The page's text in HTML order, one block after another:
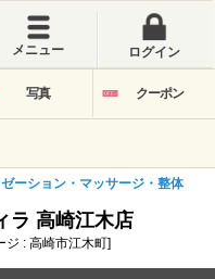
メニュー ログイン
写真 クーポン
ーション・マッサージ・整体
ラ 高崎江木店
ジ : 高崎市江木町]